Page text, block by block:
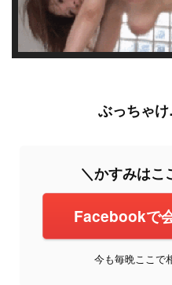
ぶっちゃ
＼かすみはこ
Facebookで
今も毎晩ここで